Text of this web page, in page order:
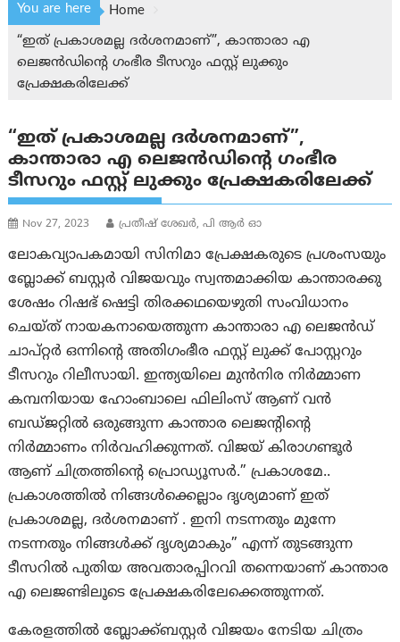
You are here
Home
“ഇത് പ്രകാശമല്ല ദർശനമാണ്”, കാന്താരാ എ
ലെജൻഡിന്റെ ഗംഭീര ടീസറും ഫസ്റ്റ് ലുക്കും
പ്രേക്ഷകരിലേക്ക്
“ഇത് പ്രകാശമല്ല ദർശനമാണ്”,
കാന്താരാ എ ലെജൻഡിന്റെ ഗംഭീര
ടീസറും ഫസ്റ്റ് ലുക്കും പ്രേക്ഷകരിലേക്ക്
Nov 27, 2023 പ്രതീഷ് ശേഖർ, പി ആർ ഓ
ലോകവ്യാപകമായി സിനിമാ പ്രേക്ഷകരുടെ പ്രശംസയും
ബ്ലോക്ക് ബസ്റ്റർ വിജയവും സ്വന്തമാക്കിയ കാന്താരക്കു
ശേഷം റിഷഭ് ഷെട്ടി തിരക്കഥയെഴുതി സംവിധാനം
ചെയ്ത് നായകനായെത്തുന്ന കാന്താരാ എ ലെജൻഡ്
ചാപ്റ്റർ ഒന്നിന്റെ അതിഗംഭീര ഫസ്റ്റ് ലുക്ക് പോസ്റ്ററും
ടീസറും റിലീസായി. ഇന്ത്യയിലെ മുൻനിര നിർമ്മാണ
കമ്പനിയായ ഹോംബാലെ ഫിലിംസ് ആണ് വൻ
ബഡ്ജറ്റിൽ ഒരുങ്ങുന്ന കാന്താര ലെജന്റിന്റെ
നിർമ്മാണം നിർവഹിക്കുന്നത്. വിജയ് കിരാഗണ്ടൂർ
ആണ് ചിത്രത്തിന്റെ പ്രൊഡ്യൂസർ.” പ്രകാശമേ..
പ്രകാശത്തിൽ നിങ്ങൾക്കെല്ലാം ദൃശ്യമാണ് ഇത്
പ്രകാശമല്ല, ദർശനമാണ് . ഇനി നടന്നതും മുന്നേ
നടന്നതും നിങ്ങൾക്ക് ദൃശ്യമാകും” എന്ന് തുടങ്ങുന്ന
ടീസറിൽ പുതിയ അവതാരപ്പിറവി തന്നെയാണ് കാന്താര
എ ലെജണ്ടിലൂടെ പ്രേക്ഷകരിലേക്കെത്തുന്നത്.
കേരളത്തിൽ ബ്ലോക്ക്ബസ്റ്റർ വിജയം നേടിയ ചിത്രം